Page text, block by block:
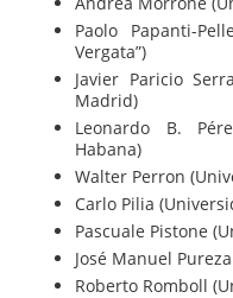
Paolo Papanti-
Vergata”)
Javier Paricio
Madrid)
Leonardo B.
Habana)
Walter Perron
Carlo Pilia
Pascuale Pistone
José Manuel
Roberto Romboll